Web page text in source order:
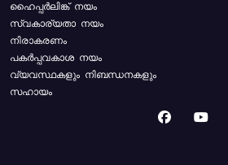
ഹൈപ്പർലിങ്ക് നയം
സ്വകാര്യതാ നയം
നിരാകരണം
പകർപ്പവകാശ നയം
വ്യവസ്ഥകളും നിബന്ധനകളും
സഹായം